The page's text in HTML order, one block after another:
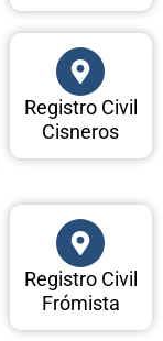
Registro Civil
Cisneros
Registro Civil
Frómista